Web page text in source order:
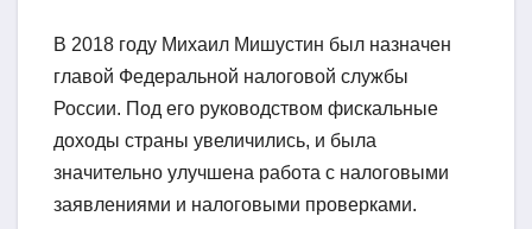
В 2018 году Михаил Мишустин был назначен
главой Федеральной налоговой службы
России. Под его руководством фискальные
доходы страны увеличились, и была
значительно улучшена работа с налоговыми
заявлениями и налоговыми проверками.